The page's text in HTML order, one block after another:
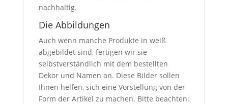
nachhaltig.
Die Abbildungen
Auch wenn manche Produkte in weiß
abgebildet sind, fertigen wir sie
selbstverständlich mit dem bestellten
Dekor und Namen an. Diese Bilder sollen
Ihnen helfen, sich eine Vorstellung von der
Form der Artikel zu machen. Bitte beachten: